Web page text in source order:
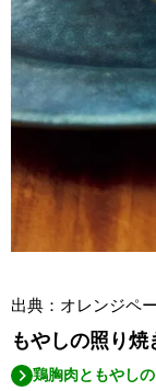
出典：オレンジペ
もやしの照り
鶏胸肉ともやし